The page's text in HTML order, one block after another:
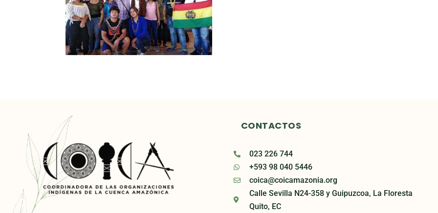
CONTACTOS
023 226 744
+593 98 040 5446
coica@coicamazonia.org
Calle Sevilla N24-358 y Guipuzcoa, La Floresta
Quito, EC